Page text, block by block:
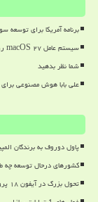
برنامه آمریکا برای توسعه
سیستم عامل macOS ۲۷ روی این مدلهای مک اجرا نمی شود
شما نظر بدهید
علی بابا هوش مصنوعی برای
پاول دوروف به برندگان
کشورهای درحال توسعه چه
تحول بزرگ در آیفون ۱۸ پرو